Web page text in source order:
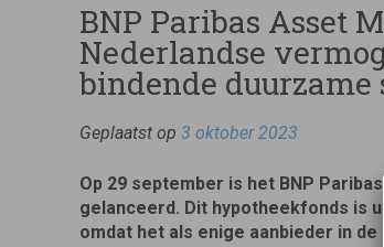
BNP Paribas Asset
Nederlandse
bindende
Geplaatst op 3 oktober 2023
Op 29 september is het BNP
gelanceerd. Dit hypotheekfonds is
omdat het als enige aanbieder in